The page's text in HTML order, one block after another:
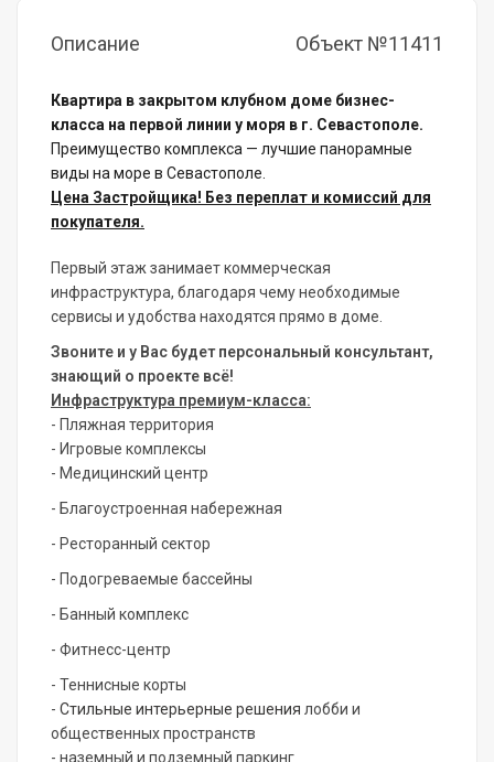
Описание Объект №11411
Квартира в закрытом клубном доме бизнес-
класса на первой линии у моря в г. Севастополе.
Преимущество комплекса — лучшие панорамные
виды на море в Севастополе.
Цена Застройщика! Без переплат и комиссий для
покупателя.
Первый этаж занимает коммерческая
инфраструктура, благодаря чему необходимые
сервисы и удобства находятся прямо в доме.
Звоните и у Вас будет персональный консультант,
знающий о проекте всё!
Инфраструктура премиум-класса:
- Пляжная территория
- Игровые комплексы
- Медицинский центр
- Благоустроенная набережная
- Ресторанный сектор
- Подогреваемые бассейны
- Банный комплекс
- Фитнесс-центр
- Теннисные корты
- Стильные интерьерные решения лобби и
общественных пространств
- наземный и подземный паркинг